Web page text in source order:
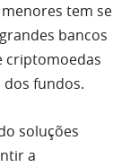
tem se
bancos
criptomoedas
fundos.
soluções
a